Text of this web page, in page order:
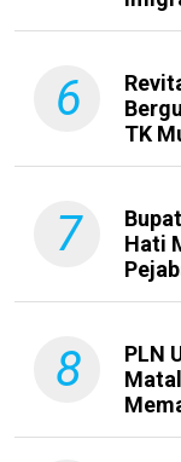
6
TK
7
Hati
8
PLN